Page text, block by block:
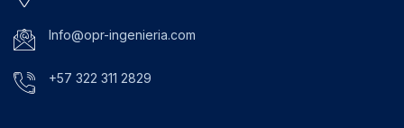
Info@opr-ingenieria.com
+57 322 311 2829